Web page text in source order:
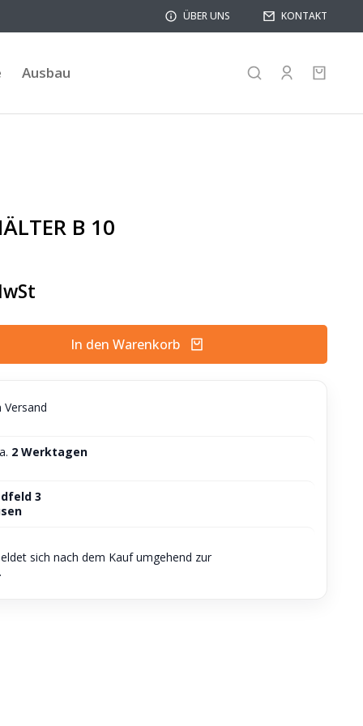
ÜBER UNS KONTAKT
Ausbau
B 10
In den Warenkorb
2 Werktagen
3
sich nach dem Kauf umgehend zur
.